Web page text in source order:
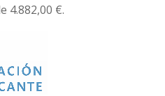
4.882,00 €.